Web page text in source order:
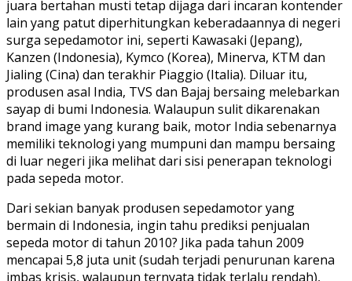
juara bertahan musti tetap dijaga dari incaran kontender
lain yang patut diperhitungkan keberadaannya di negeri
surga sepedamotor ini, seperti Kawasaki (Jepang),
Kanzen (Indonesia), Kymco (Korea), Minerva, KTM dan
Jialing (Cina) dan terakhir Piaggio (Italia). Diluar itu,
produsen asal India, TVS dan Bajaj bersaing melebarkan
sayap di bumi Indonesia. Walaupun sulit dikarenakan
brand image yang kurang baik, motor India sebenarnya
memiliki teknologi yang mumpuni dan mampu bersaing
di luar negeri jika melihat dari sisi penerapan teknologi
pada sepeda motor.
Dari sekian banyak produsen sepedamotor yang
bermain di Indonesia, ingin tahu prediksi penjualan
sepeda motor di tahun 2010? Jika pada tahun 2009
mencapai 5,8 juta unit (sudah terjadi penurunan karena
imbas krisis, walaupun ternyata tidak terlalu rendah),